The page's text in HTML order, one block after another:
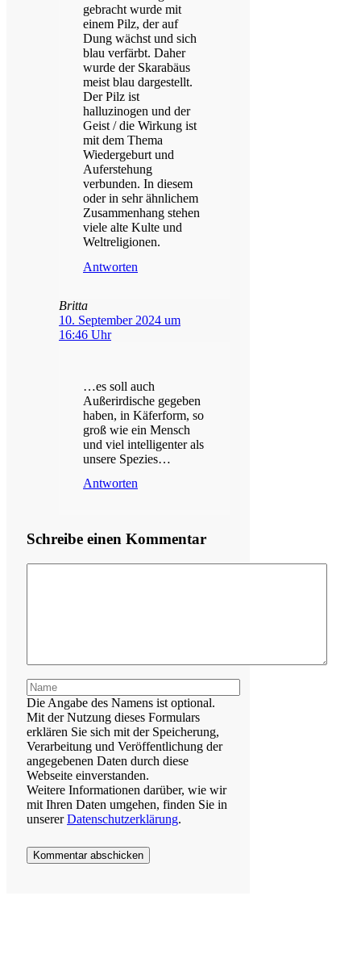
gebracht wurde mit
einem Pilz, der auf
Dung wächst und sich
blau verfärbt. Daher
wurde der Skarabäus
meist blau dargestellt.
Der Pilz ist
halluzinogen und der
Geist / die Wirkung ist
mit dem Thema
Wiedergeburt und
Auferstehung
verbunden. In diesem
oder in sehr ähnlichem
Zusammenhang stehen
viele alte Kulte und
Weltreligionen.
Antworten
Britta
10. September 2024 um
16:46 Uhr
…es soll auch
Außerirdische gegeben
haben, in Käferform, so
groß wie ein Mensch
und viel intelligenter als
unsere Spezies…
Antworten
Schreibe einen Kommentar
Name
Die Angabe des Namens ist optional.
Mit der Nutzung dieses Formulars
erklären Sie sich mit der Speicherung,
Verarbeitung und Veröffentlichung der
angegebenen Daten durch diese
Webseite einverstanden.
Weitere Informationen darüber, wie wir
mit Ihren Daten umgehen, finden Sie in
unsererDatenschutzerklärung.